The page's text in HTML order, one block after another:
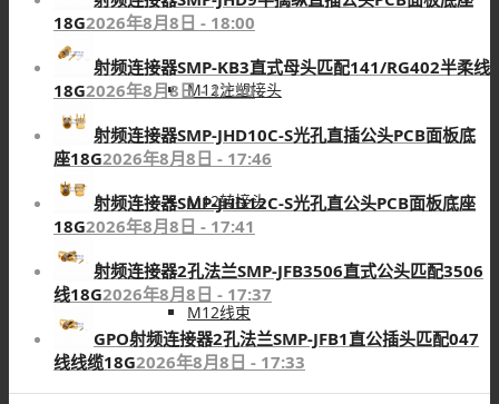
M12注塑接头
M12转接头
M12线束
18G2026年8月8日 - 18:00
射频连接器SMP-KB3直式母头匹配141/RG402半柔线
18G2026年8月8日 - 17:50
射频连接器SMP-JHD10C-S光孔直插公头PCB面板底
座18G2026年8月8日 - 17:46
射频连接器SMP-JHD12C-S光孔直公头PCB面板底座
18G2026年8月8日 - 17:41
射频连接器2孔法兰SMP-JFB3506直式公头匹配3506
线18G2026年8月8日 - 17:37
GPO射频连接器2孔法兰SMP-JFB1直公插头匹配047
线线缆18G2026年8月8日 - 17:33